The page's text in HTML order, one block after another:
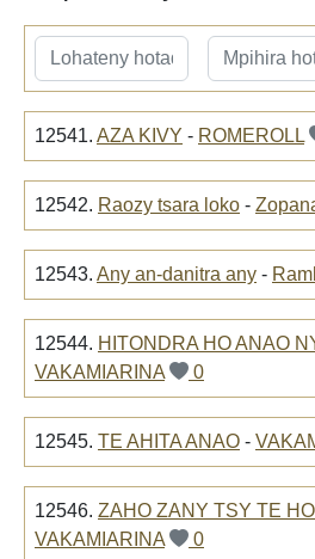
12541. AZA KIVY - ROMEROLL
12542. Raozy tsara loko -
12543. Any an-danitra any -
12544. HITONDRA HO ANAO
VAKAMIARINA
0
12545. TE AHITA ANAO -
12546. ZAHO ZANY TSY TE
VAKAMIARINA
0